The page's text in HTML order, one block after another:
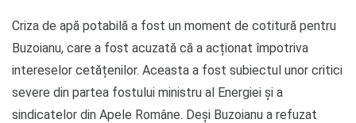
Criza de apă potabilă a fost un moment de cotitură pentru
Buzoianu, care a fost acuzată că a acționat împotriva
intereselor cetățenilor. Aceasta a fost subiectul unor critici
severe din partea fostului ministru al Energiei și a
sindicatelor din Apele Române. Deși Buzoianu a refuzat